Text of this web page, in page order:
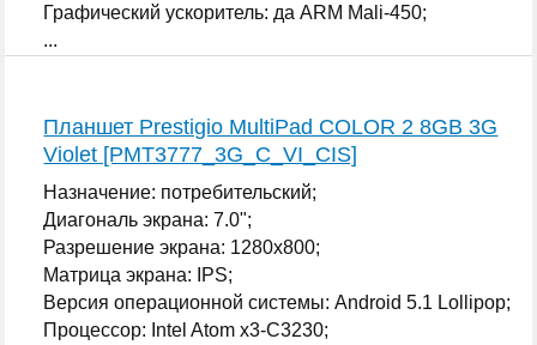
Графический ускоритель: да ARM Mali-450;
...
Планшет Prestigio MultiPad COLOR 2 8GB 3G
Violet [PMT3777_3G_C_VI_CIS]
Назначение: потребительский;
Диагональ экрана: 7.0";
Разрешение экрана: 1280x800;
Матрица экрана: IPS;
Версия операционной системы: Android 5.1 Lollipop;
Процессор: Intel Atom x3-C3230;